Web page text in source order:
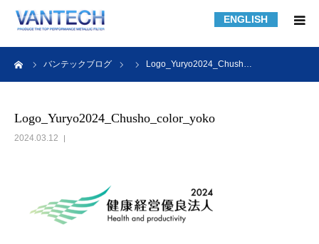
ENGLISH
バンテックブログ Logo_Yuryo2024_Chush…
Logo_Yuryo2024_Chusho_color_yoko
2024.03.12
HOME
フィルターの知識
課題解決事例